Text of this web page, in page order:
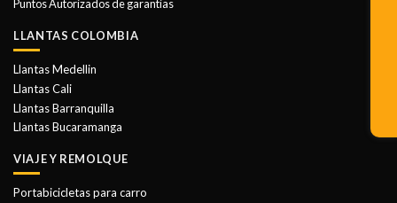
Puntos Autorizados de garantias
LLANTAS COLOMBIA
Llantas Medellin
Llantas Cali
Llantas Barranquilla
Llantas Bucaramanga
VIAJE Y REMOLQUE
Portabicicletas para carro